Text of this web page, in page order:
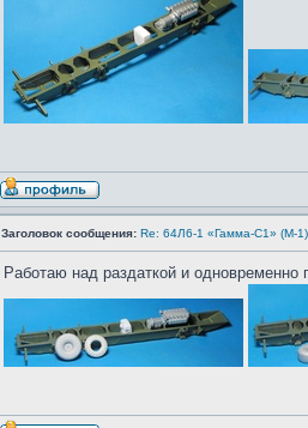
Заголовок сообщения: Re: 64Л6-1 «Гамма-С1» (М-
Работаю над раздаткой и